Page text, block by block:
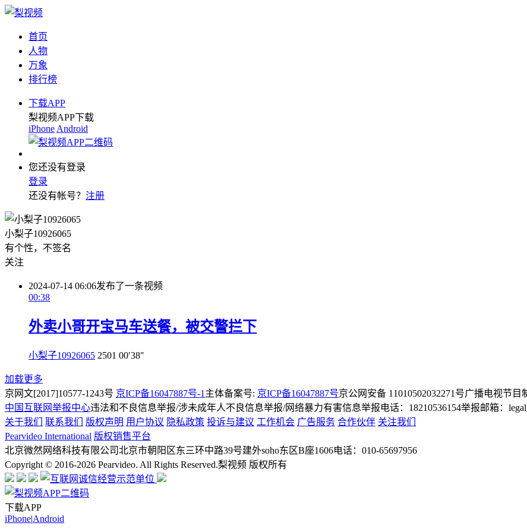
首页
人物
万象
排行榜
下载APP
梨视频APP下载
iPhone Android
您还没有登录
登录
还没有帐号？ 注册
小梨子10926065
有个性，不签名
关注
2024-07-14 06:06发布了一条视频
00:38
外卖小哥开宝马车送餐，被交警拦下
小梨子10926065 2501 00′38″
加载更多
京网文[2017]10577-1243号 京ICP备16047887号-1 主体备案号: 京ICP备16047887号京公网安备 11010502032271号广播电视节目
中国互联网举报中心违法和不良信息举报/涉未成年人不良信息举报/网络暴力有害信息举报电话：18210536154举报邮箱：
关于我们
联系我们 版权声明 用户协议 隐私政策 投诉与建议 工作机会 广告服务 合作伙伴 关注我们
Pearvideo International 版权销售平台
北京微然网络科技有限公司北京市朝阳区东三环中路39号建外soho东区B座1606电话：010-65697956
Copyright © 2016-2026 Pearvideo. All Rights Reserved.梨视频 版权所有
下载APP
iPhone|Android